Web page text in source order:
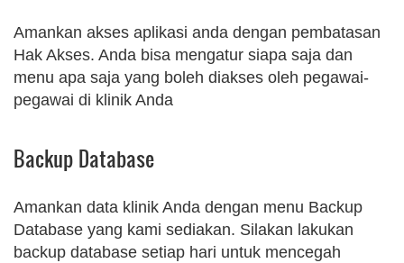
Amankan akses aplikasi anda dengan pembatasan
Hak Akses. Anda bisa mengatur siapa saja dan
menu apa saja yang boleh diakses oleh pegawai-
pegawai di klinik Anda
Backup Database
Amankan data klinik Anda dengan menu Backup
Database yang kami sediakan. Silakan lakukan
backup database setiap hari untuk mencegah